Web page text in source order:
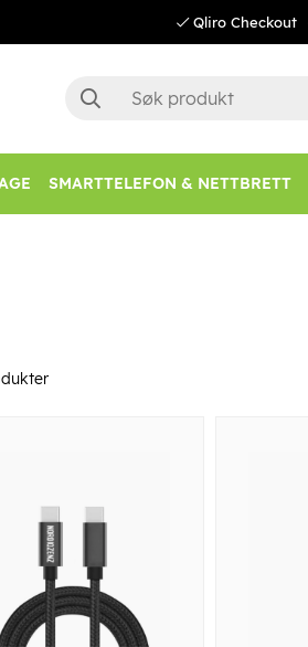
Qliro Checkout
SMARTTELEFON & NETTBRETT